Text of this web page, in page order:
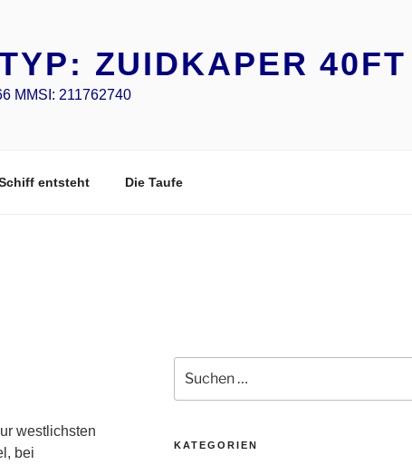
ZUIDKAPER 40FT
MMSI: 211762740
entsteht Die Taufe
westlichsten
bei
nach:
KATEGORIEN